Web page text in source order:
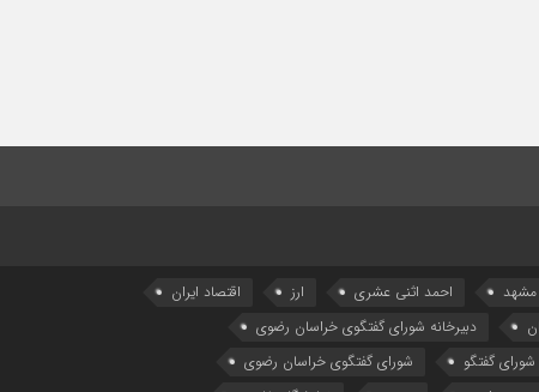
مشهد احمد اثنی عشری ارز
اقتصاد ایران
دبیرخانه شورای گفتگوی خراسان رضوی
شورای گفتگو
شورای گفتگوی خراسان رضوی